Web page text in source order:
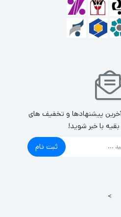
پیشنهادها و تخفیف های
بقیه با خبر شوید!
ثبت نام
>